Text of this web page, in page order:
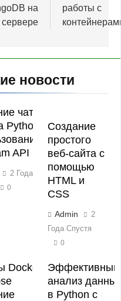
на
сервере
работы с
контейнерами
новости
чат-
Python с
API
2 Года
0
Создание
простого
веб-сайта с
помощью
HTML и
CSS
Admin
2
Года Спустя
0
Docker
Эффективный
анализ данных
в Python с